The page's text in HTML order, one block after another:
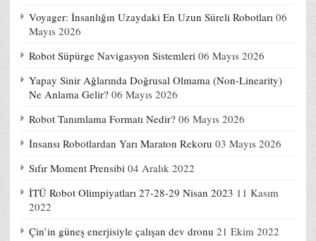
Voyager: İnsanlığın Uzaydaki En Uzun Süreli Robotları 06
Mayıs 2026
Robot Süpürge Navigasyon Sistemleri 06 Mayıs 2026
Yapay Sinir Ağlarında Doğrusal Olmama (Non-Linearity)
Ne Anlama Gelir? 06 Mayıs 2026
Robot Tanımlama Formatı Nedir? 06 Mayıs 2026
İnsansı Robotlardan Yarı Maraton Rekoru 03 Mayıs 2026
Sıfır Moment Prensibi 04 Aralık 2022
İTÜ Robot Olimpiyatları 27-28-29 Nisan 2023 11 Kasım
2022
Çin’in güneş enerjisiyle çalışan dev dronu 21 Ekim 2022